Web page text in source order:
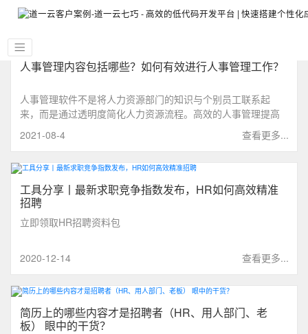
人事管理内容包括哪些？如何有效进行人事管理工作？
人事管理软件不是将人力资源部门的知识与个别员工联系起
来，而是通过透明度简化人力资源流程。高效的人事管理提高
查看更多...
2021-08-4
工具分享丨最新求职竞争指数发布，HR如何高效精准
招聘
立即领取HR招聘资料包
查看更多...
2020-12-14
简历上的哪些内容才是招聘者（HR、用人部门、老
板） 眼中的干货？